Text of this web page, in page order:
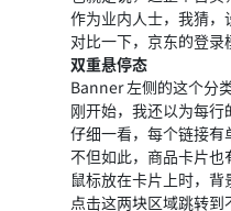
作为业内人士，我猜，
对比一下，京东的登
双重悬停态
Banner 左侧的这个分
刚开始，我还以为每行
仔细一看，每个链接有
不但如此，商品卡片也
鼠标放在卡片上时，背
点击这两块区域跳转到